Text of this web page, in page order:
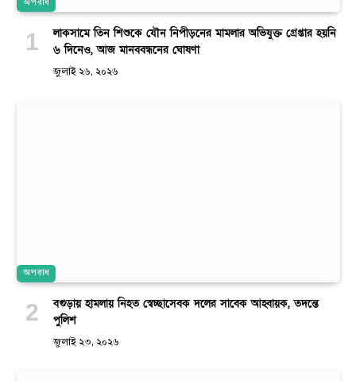
অপরাধ
লাকসামে তিন শিশুকে যৌন নিপীড়নের মামলার অভিযুক্ত গ্রেপ্তার হয়নি
৬ দিনেও, আজ মানববন্ধনের ঘোষণা
জুলাই ২৬, ২০২৬
অপরাধ
বগুড়ায় হামলায় নিহত স্বেচ্ছাসেবক দলের সাবেক আহ্বায়ক, তদন্তে
পুলিশ
জুলাই ২৩, ২০২৬